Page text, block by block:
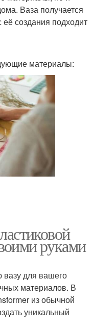
Ваза получается
её создания подходит
материалы:
руками
вазу для вашего
материалов. В
из обычной
уникальный